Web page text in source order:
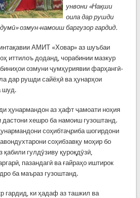
унвони «Нақши
оила дар рушди
озмун-намоиш баргузор гардид.
АМИТ «Ховар» аз шуъбаи
иттилоъ доданд, чорабинии мазкур
озмуни ҷумҳуриявии фарҳангӣ-
дар рушди сайёҳӣ ва ҳунарҳои
шуд.
ҳунармандон аз ҳафт ҷамоати ноҳия
дастони хешро ба намоиш гузоштанд.
соҳибтаҷриба шогирдони
соҳибзавқу моҳир бо
гулдӯзиву қуроқдӯзӣ,
пазандагӣ ва ғайраҳо иштирок
ба маъраз гузоштанд.
гардид, ки ҳадаф аз ташкил ва